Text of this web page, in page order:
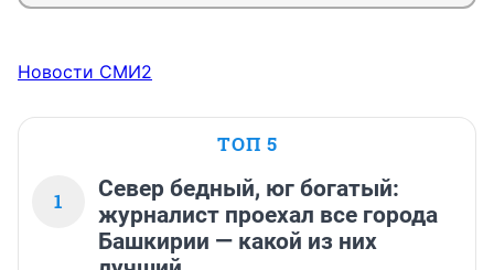
Новости СМИ2
ТОП 5
1
Север бедный, юг богатый:
журналист проехал все города
Башкирии — какой из них